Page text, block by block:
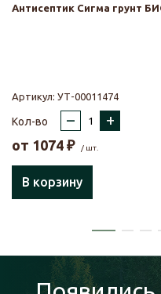
Антисептик Сигма грунт
Артикул: УТ-00011474
Кол-во – +
от 1074 ₽ / шт.
В корзину